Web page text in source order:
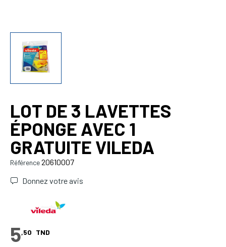
LOT DE 3 LAVETTES
ÉPONGE AVEC 1
GRATUITE VILEDA
Référence20610007
Donnez votre avis
5,50 TND